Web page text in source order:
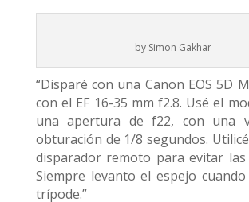
by Simon Gakhar
“Disparé con una Canon EOS 5D
con el EF 16-35 mm f2.8. Usé el
una apertura de f22, con una
obturación de 1/8 segundos.
disparador remoto para evitar las
Siempre levanto el espejo
trípode.”